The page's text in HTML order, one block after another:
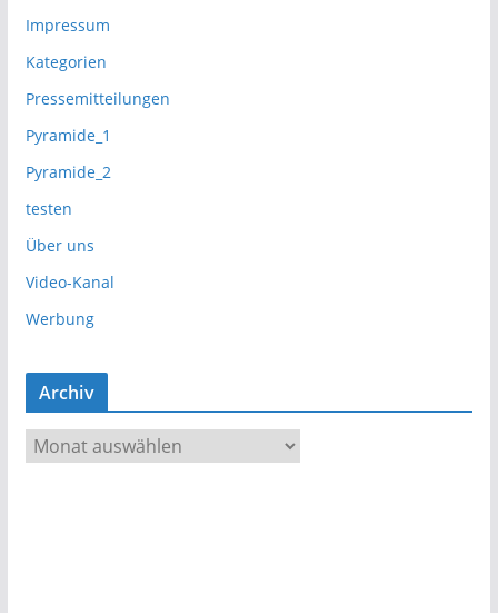
Impressum
Kategorien
Pressemitteilungen
Pyramide_1
Pyramide_2
testen
Über uns
Video-Kanal
Werbung
Archiv
r